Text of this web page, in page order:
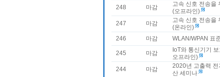
248 마감
고속 신호 전송을
(오프라인)
247
마감
고속 신호 전송을
(온라인)
246
마감 WLAN/WPAN 표
245 마감
IoT와 통신기기
오프라인)
244
마감
2020년 고출력
산 세미나